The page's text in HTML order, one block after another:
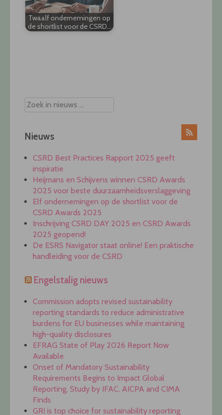
Twaalf ondernemingen op
de shortlist voor de CSRD…
Nieuws
CSRD Best Practices Rapport 2025 geeft
inspiratie
Heijmans en Schijvens winnen CSRD Awards
2025 voor beste duurzaamheidsverslaggeving
Elf ondernemingen op de shortlist voor de
CSRD Awards 2025
Inschrijving CSRD DAY 2025 en CSRD Awards
2025 geopend!
De ESRS Navigator staat online! Een praktische
handleiding voor de CSRD
Engelstalig nieuws
Commission adopts revised sustainability
reporting standards to reduce administrative
burdens for EU businesses while maintaining
high-quality disclosures
EFRAG State of Play 2026 Report Now
Available
Onset of Mandatory Sustainability
Requirements Begins to Impact Global
Reporting, Study by IFAC, AICPA and CIMA
Finds
GRI is top choice for sustainability reporting